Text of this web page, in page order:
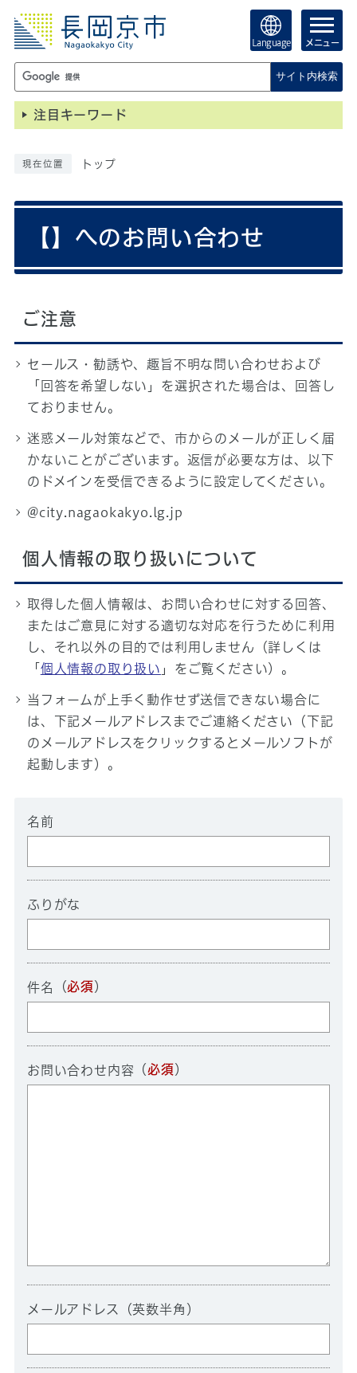
Language メニュー
サイト内検索
注目キーワード
現在位置 トップ
【】へのお問い合わせ
ご注意
セールス・勧誘や、趣旨不明な問い合わせおよび
「回答を希望しない」を選択された場合は、回答し
ておりません。
迷惑メール対策などで、市からのメールが正しく届
かないことがございます。返信が必要な方は、以下
のドメインを受信できるように設定してください。
@city.nagaokakyo.lg.jp
個人情報の取り扱いについて
取得した個人情報は、お問い合わせに対する回答、
またはご意見に対する適切な対応を行うために利用
し、それ以外の目的では利用しません（詳しくは
「 個人情報の取り扱い 」をご覧ください）。
当フォームが上手く動作せず送信できない場合に
は、下記メールアドレスまでご連絡ください（下記
のメールアドレスをクリックするとメールソフトが
起動します）。
名前
ふりがな
件名 （必須 ）
お問い合わせ内容 （必須 ）
メールアドレス（英数半角）